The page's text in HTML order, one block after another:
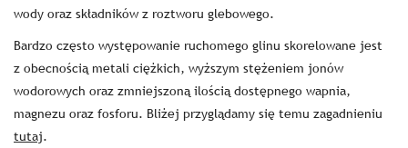
wody oraz składników z roztworu glebowego.
Bardzo często występowanie ruchomego glinu skorelowane jest
z obecnością metali ciężkich, wyższym stężeniem jonów
wodorowych oraz zmniejszoną ilością dostępnego wapnia,
magnezu oraz fosforu. Bliżej przyglądamy się temu zagadnieniu
tutaj.